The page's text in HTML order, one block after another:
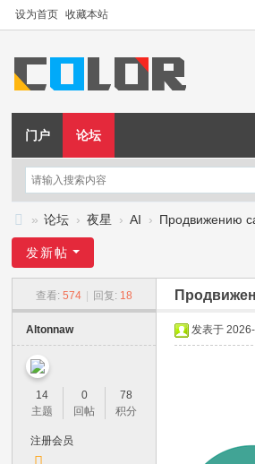
设为首页 收藏本站
门户 论坛
星
» 论坛 › 夜星 › AI › Продвижению
发新帖
查看: 574 回复: 18
Altonnaw
14
主题
0
回帖
78
积分
注册会员
发表于